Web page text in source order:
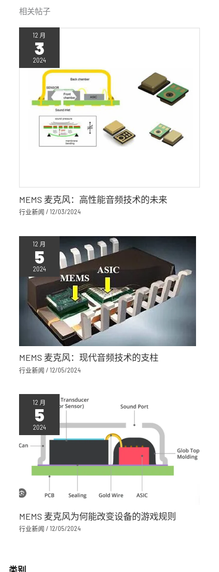
相关帖子
12 月
3
2024
MEMS 麦克风：高性能音频技术的未来
行业新闻 /12/03/2024
12 月
5
2024
MEMS 麦克风：现代音频技术的支柱
行业新闻 /12/05/2024
12 月
5
2024
MEMS 麦克风为何能改变设备的游戏规则
行业新闻 /12/05/2024
类别